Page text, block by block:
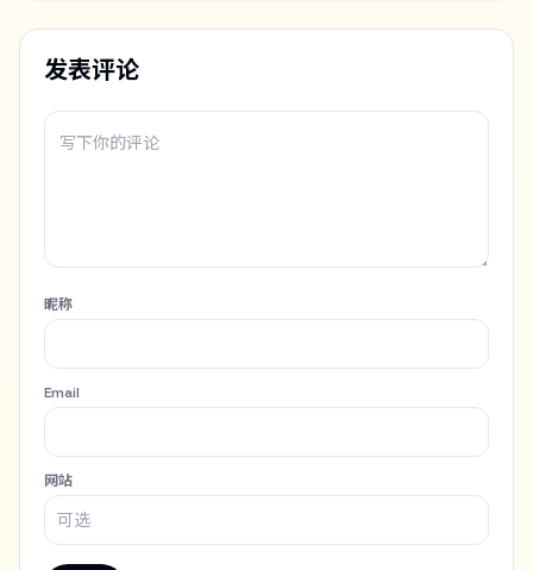
发表评论
昵称
Email
网站